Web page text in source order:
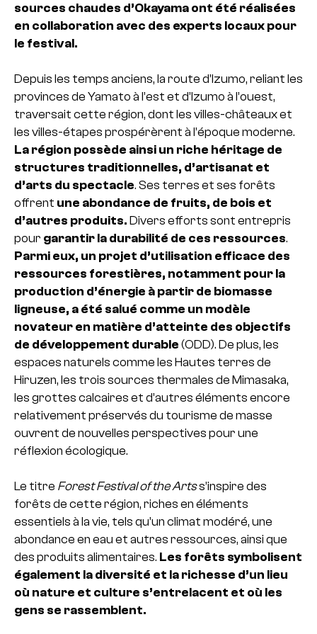
sources chaudes d’Okayama ont été réalisées
en collaboration avec des experts locaux pour
le festival.
Depuis les temps anciens, la route d’Izumo, reliant les
provinces de Yamato à l’est et d’Izumo à l’ouest,
traversait cette région, dont les villes-châteaux et
les villes-étapes prospérèrent à l’époque moderne.
La région possède ainsi un riche héritage de
structures traditionnelles, d’artisanat et
d’arts du spectacle. Ses terres et ses forêts
offrent une abondance de fruits, de bois et
d’autres produits. Divers efforts sont entrepris
pour garantir la durabilité de ces ressources.
Parmi eux, un projet d’utilisation efficace des
ressources forestières, notamment pour la
production d’énergie à partir de biomasse
ligneuse, a été salué comme un modèle
novateur en matière d’atteinte des objectifs
de développement durable (ODD). De plus, les
espaces naturels comme les Hautes terres de
Hiruzen, les trois sources thermales de Mimasaka,
les grottes calcaires et d’autres éléments encore
relativement préservés du tourisme de masse
ouvrent de nouvelles perspectives pour une
réflexion écologique.
Le titre Forest Festival of the Artss’inspire des
forêts de cette région, riches en éléments
essentiels à la vie, tels qu’un climat modéré, une
abondance en eau et autres ressources, ainsi que
des produits alimentaires. Les forêts symbolisent
également la diversité et la richesse d’un lieu
où nature et culture s’entrelacent et où les
gens se rassemblent.